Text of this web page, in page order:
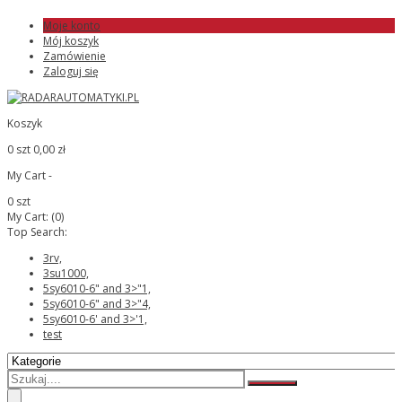
Moje konto
Mój koszyk
Zamówienie
Zaloguj się
Koszyk
0 szt 0,00 zł
My Cart -
0 szt
My Cart: (0)
Top Search:
3rv,
3su1000,
5sy6010-6" and 3>"1,
5sy6010-6" and 3>"4,
5sy6010-6' and 3>'1,
test